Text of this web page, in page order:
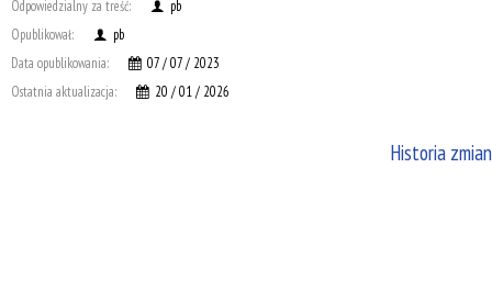
Odpowiedzialny za treść:
pb
Opublikował:
pb
Data opublikowania:
07 / 07 / 2023
Ostatnia aktualizacja:
20 / 01 / 2026
Historia zmian